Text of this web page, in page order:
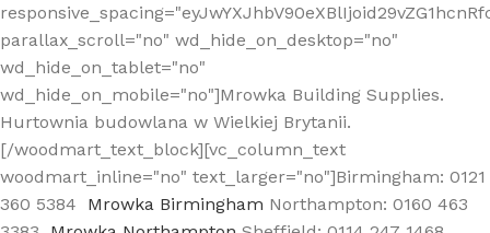
parallax_scroll="no" wd_hide_on_desktop="no"
wd_hide_on_tablet="no"
wd_hide_on_mobile="no"]Mrowka Building Supplies.
Hurtownia budowlana w Wielkiej Brytanii.
[/woodmart_text_block][vc_column_text
woodmart_inline="no" text_larger="no"]Birmingham: 0121
360 5384
Mrowka Birmingham Northampton: 0160 463